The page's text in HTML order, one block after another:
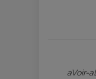
aVoir-